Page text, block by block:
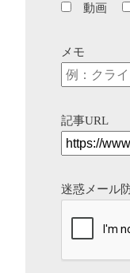
動画
メモ
記事URL
迷惑メール